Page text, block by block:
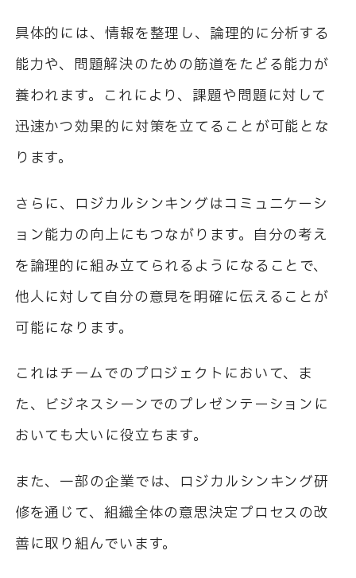
具体的には、情報を整理し、論理的に分析する
能力や、問題解決のための筋道をたどる能力が
養われます。これにより、課題や問題に対して
迅速かつ効果的に対策を立てることが可能とな
ります。
さらに、ロジカルシンキングはコミュニケーシ
ョン能力の向上にもつながります。自分の考え
を論理的に組み立てられるようになることで、
他人に対して自分の意見を明確に伝えることが
可能になります。
これはチームでのプロジェクトにおいて、ま
た、ビジネスシーンでのプレゼンテーションに
おいても大いに役立ちます。
また、一部の企業では、ロジカルシンキング研
修を通じて、組織全体の意思決定プロセスの改
善に取り組んでいます。